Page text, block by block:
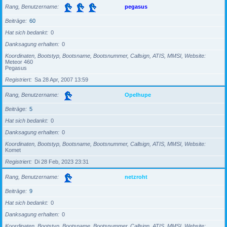
Rang, Benutzername pegasus
Beiträge
60
Hat sich bedankt
0
Danksagung erhalten
0
Koordinaten, Bootstyp, Bootsname, Bootsnummer, Callsign, ATIS, MMSI, Website
Meteor 460
Pegasus
Registriert
Sa 28 Apr, 2007 13:59
Rang, Benutzername Opelhupe
Beiträge
5
Hat sich bedankt
0
Danksagung erhalten
0
Koordinaten, Bootstyp, Bootsname, Bootsnummer, Callsign, ATIS, MMSI, Website
Komet
Registriert
Di 28 Feb, 2023 23:31
Rang, Benutzername netzroht
Beiträge
9
Hat sich bedankt
0
Danksagung erhalten
0